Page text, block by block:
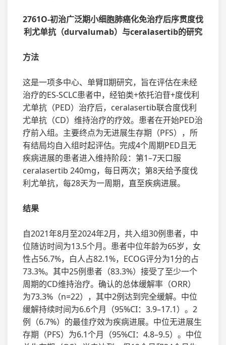
2761O-初治广泛期小细胞肺癌化免治疗后序贯度伐
利尤单抗（durvalumab）与ceralasertib的研究
方法
这是一项多中心、单臂II期研究，旨在评估在未经
治疗的ES-SCLC患者中，经铂类+依托泊苷+度伐利
尤单抗（PED）治疗后，ceralasertib联合度伐利
尤单抗（CD）维持治疗的疗效。患者在开始PED治
疗前入组。主要终点为无进展生存期（PFS），所
有结局均自入组时起评估。完成4个周期PED且无
疾病进展的患者进入维持阶段：第1–7天口服
ceralasertib 240mg，每日两次；第8天给予度伐
利尤单抗，每28天为一周期，直至疾病进展。
结果
自2021年8月至2024年2月，共入组30例患者，中
位随访时间为13.5个月。患者中位年龄为65岁，女
性占56.7%，白人占82.1%，ECOG评分为1分的占
73.3%。其中25例患者（83.3%）接受了至少一个
周期的CD维持治疗。确认的总体缓解率（ORR）
为73.3%（n=22），其中2例达到完全缓解。中位
缓解持续时间为6.6个月（95%CI：3.9–17.1）。2
例（6.7%）的最佳疗效为疾病进展。中位无进展生
存期（PFS）为6.1个月（95%CI：4.8–9.5）。中位